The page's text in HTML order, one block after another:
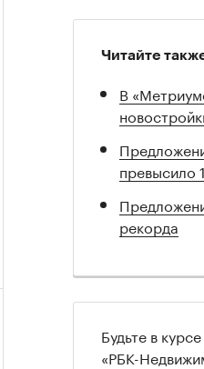
Читайте
В
превысило
рекорда
Будьте в
«РБК-